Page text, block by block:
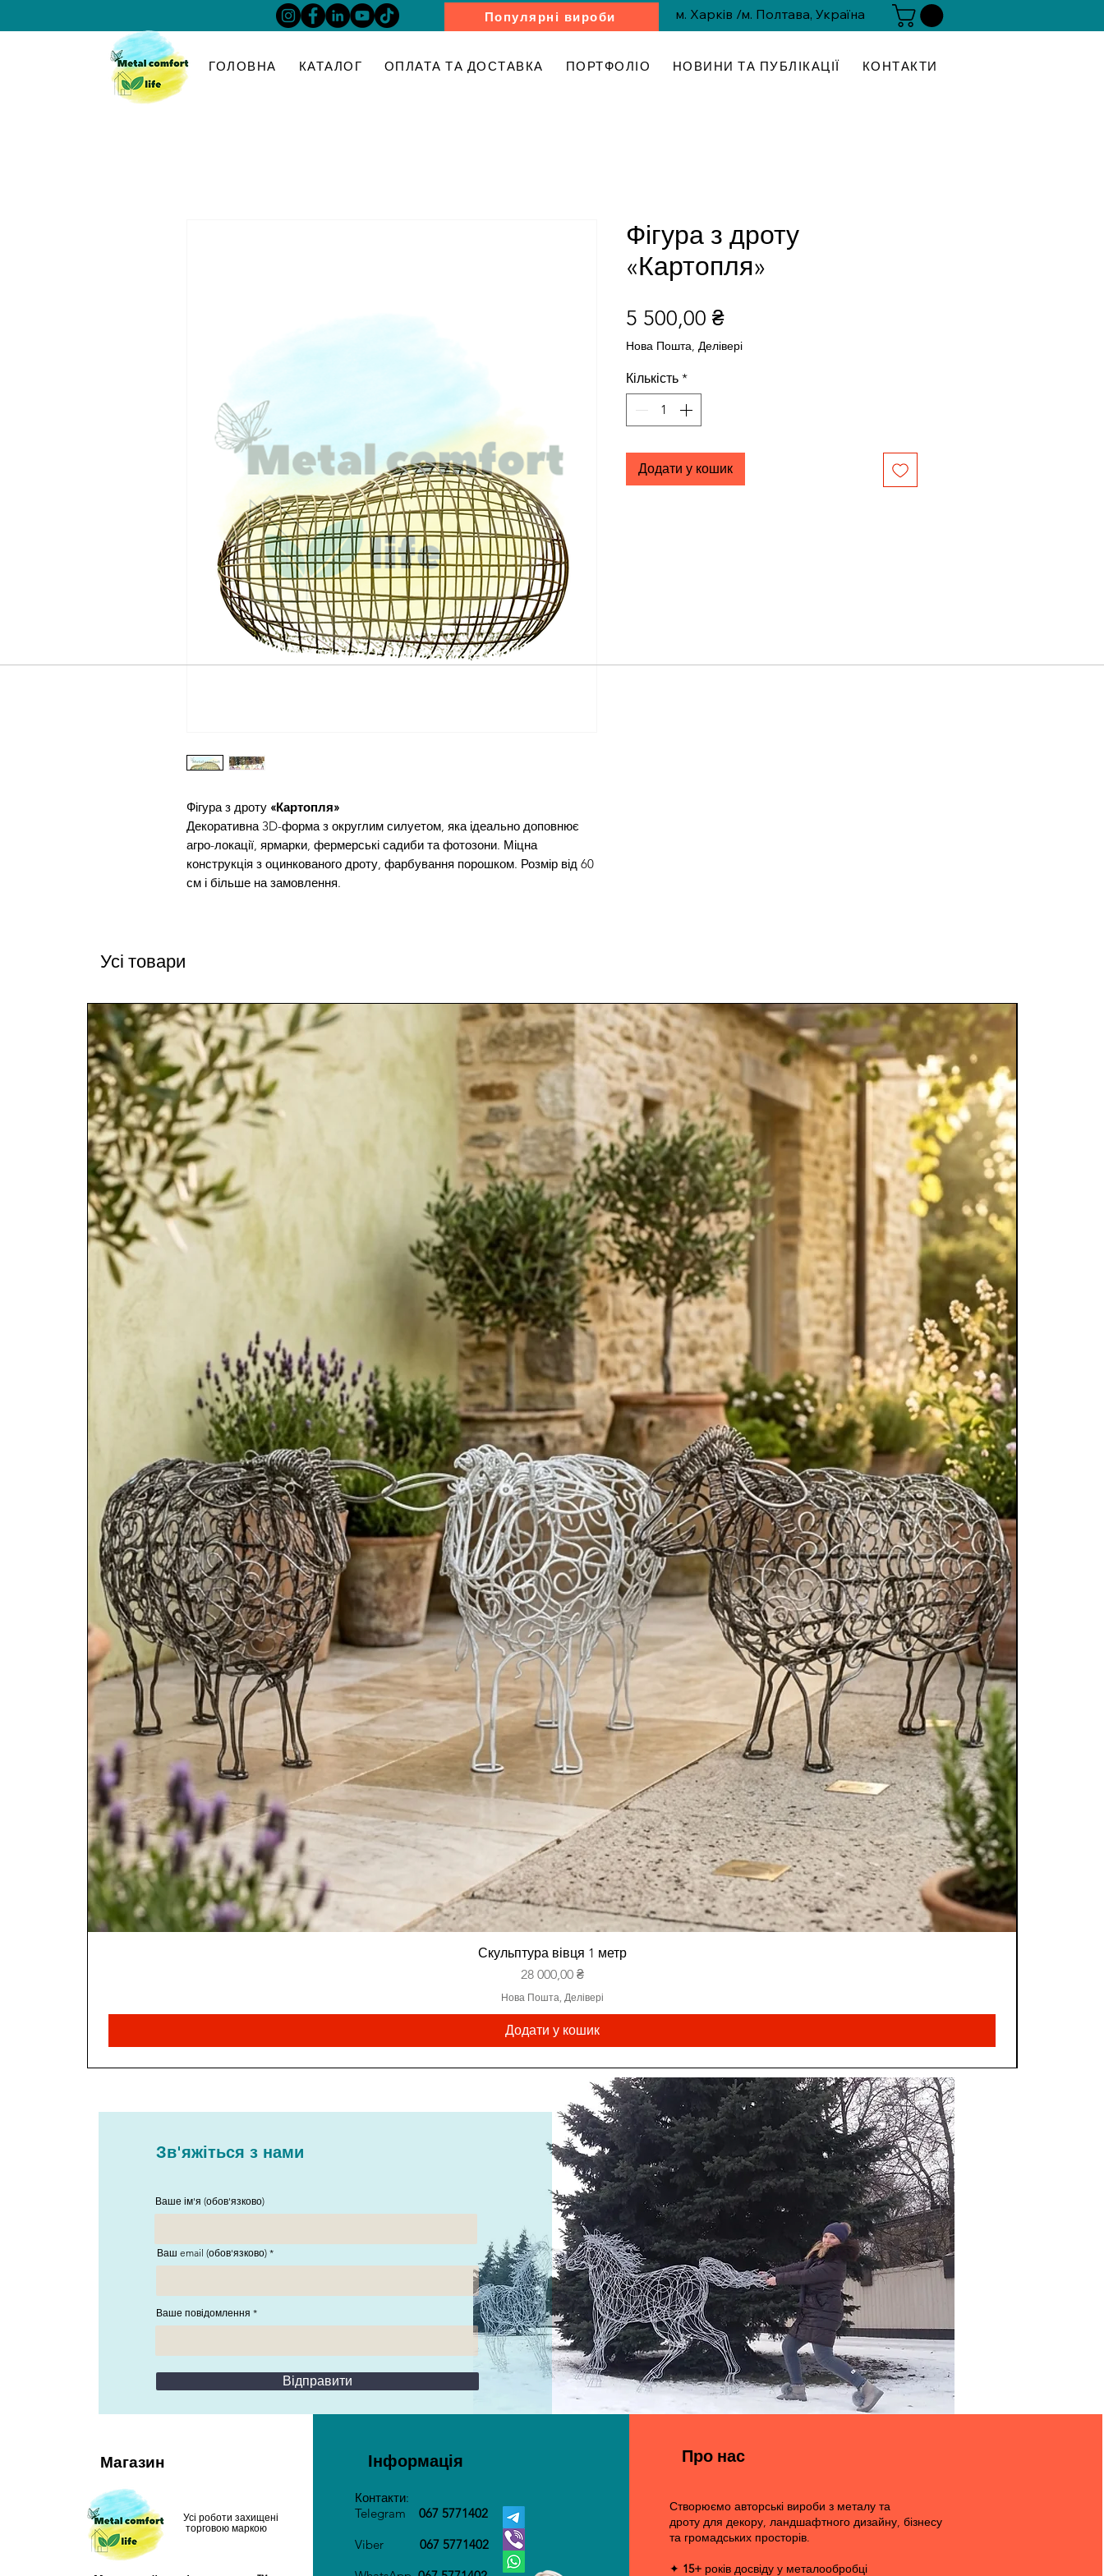
Популярні вироби м. Харків /м. Полтава, Україна
ГОЛОВНА КАТАЛОГ ОПЛАТА ТА ДОСТАВКА ПОРТФОЛІО НОВИНИ ТА ПУБЛІКАЦІЇ КОНТАКТИ
Фігура з дроту «Картопля»
Декоративна 3D-форма з округлим силуетом, яка ідеально доповнює
агро-локації, ярмарки, фермерські садиби та фотозони. Міцна
конструкція з оцинкованого дроту, фарбування порошком. Розмір від 60
см і більше на замовлення.
Фігура з дроту
«Картопля»
5 500,00 ₴Ціна
Нова Пошта, Делівері
Кількість *
Додати у кошик
Усі товари
Скульптура вівця 1 метр
Ціна
28 000,00 ₴
Нова Пошта, Делівері
Додати у кошик
Зв'яжіться з нами
Ваше ім'я (обов'язково)
Ваш email (обов'язково)
Ваше повідомлення
Відправити
Магазин
Усі роботи захищені
торговою маркою
Інформація
Контакти:
Telegram 067 5771402
Viber 067 5771402
Про нас
Створюємо авторські вироби з металу та
дроту для декору, ландшафтного дизайну, бізнесу
та громадських просторів.
✦ 15+ років досвіду у металообробці